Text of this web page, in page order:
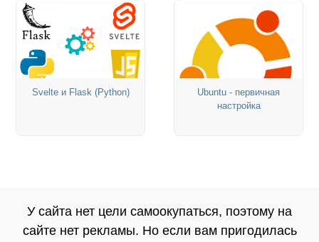
Svelte и Flask (Python)
Ubuntu - первичная
настройка
У сайта нет цели самоокупаться, поэтому на
сайте нет рекламы. Но если вам пригодилась